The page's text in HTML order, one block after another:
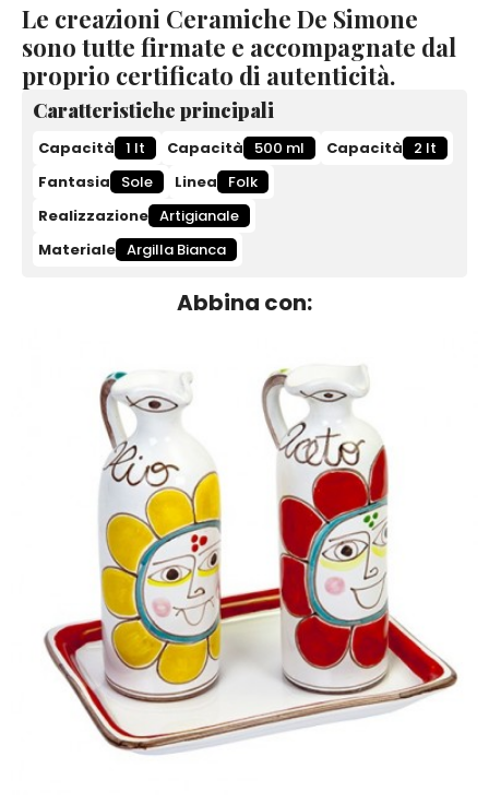
Le creazioni Ceramiche De Simone
sono tutte firmate e accompagnate dal
proprio certificato di autenticità.
Caratteristiche principali
Capacità 1 lt Capacità 500 ml Capacità
2 lt
Fantasia
Sole Linea
Folk
Realizzazione Artigianale
Materiale Argilla Bianca
Abbina con: